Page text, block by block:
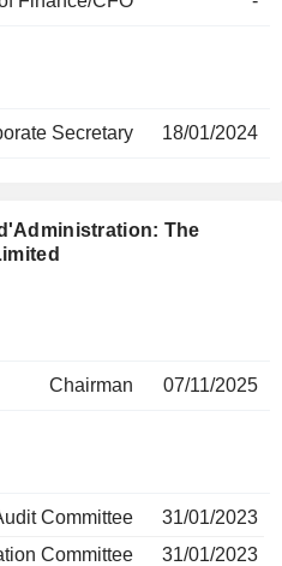
Secretary 18/01/2024
The
Chairman 07/11/2025
Committee
31/01/2023
Committee
31/01/2023